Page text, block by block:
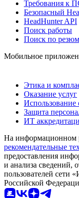
Требования к
Безопасный
HeadHunter API
Поиск работы
Поиск по
Мобильное
Этика и
Оказание услуг
Использование
Защита
ИТ
На информационном
рекомендательные
предоставления
и анализа сведений,
пользователей сети
Российской